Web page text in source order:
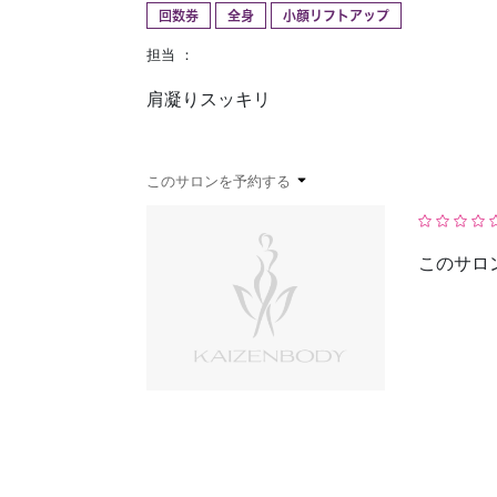
予約確認 お気に入り
回数券 全身 小顔リフトアップ
担当 ：
肩凝りスッキリ
このサロンを予約する
このサロ